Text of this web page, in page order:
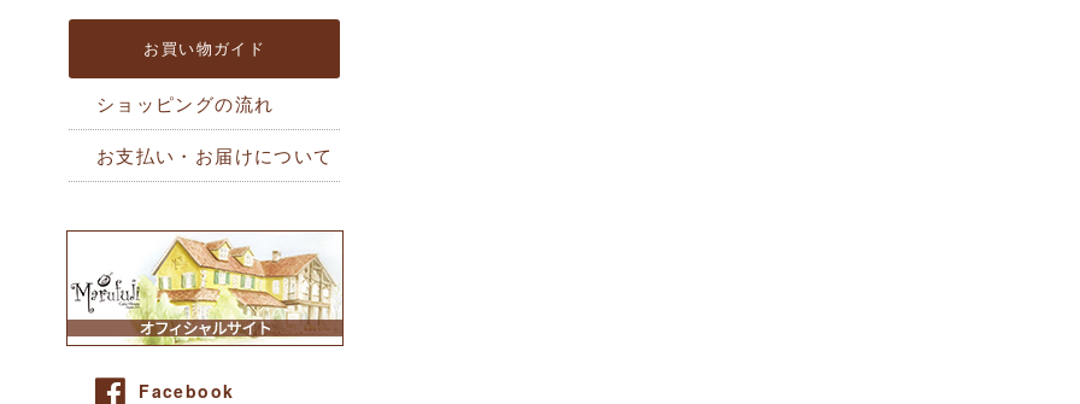
お買い物ガイド
ショッピングの流れ
お支払い・お届けについて
Facebook